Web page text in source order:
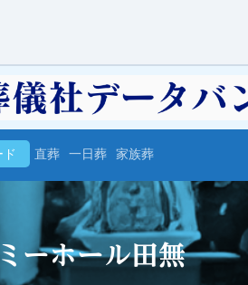
直葬 一日葬 家族葬
ーホール田無